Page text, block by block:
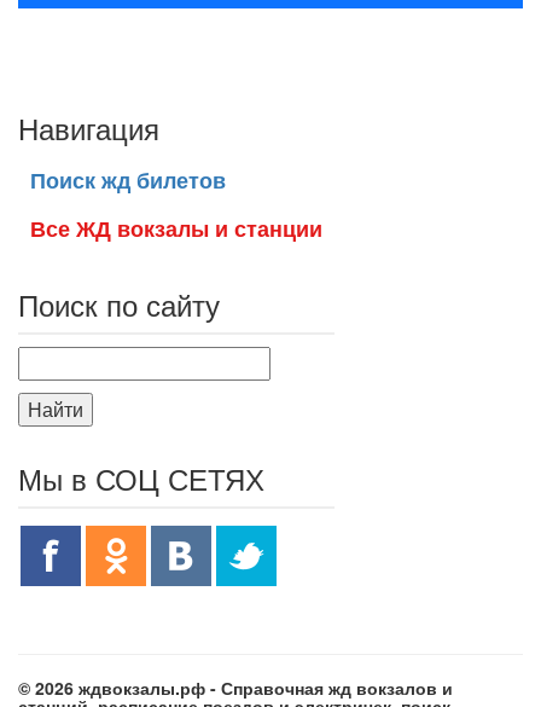
Навигация
Поиск жд билетов
Все ЖД вокзалы и станции
Поиск по сайту
Найти
Мы в СОЦ СЕТЯХ
© 2026 ждвокзалы.рф - Справочная жд вокзалов и